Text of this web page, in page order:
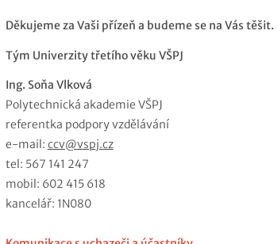
Děkujeme za Vaši přízeň a budeme se na Vás těšit.
Tým Univerzity třetího věku VŠPJ
Ing. Soňa Vlková
Polytechnická akademie VŠPJ
referentka podpory vzdělávání
e-mail: ccv@vspj.cz
tel: 567 141 247
mobil: 602 415 618
kancelář: 1N080